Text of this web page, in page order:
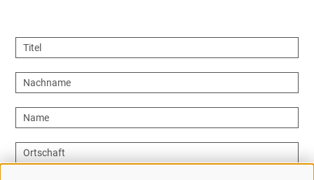
Titel
Nachname
Name
Ortschaft